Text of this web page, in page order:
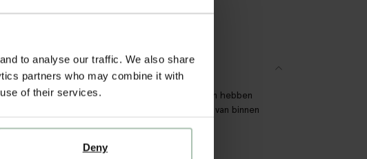
to analyse our traffic. We also share
partners who may combine it with
of their services.
Deny
Achteraf betalen
OMSCHRIJVING
Beige fur wanten van Sissy-Boy. De wanten hebben
een leren onderkant en houden je handen van binnen